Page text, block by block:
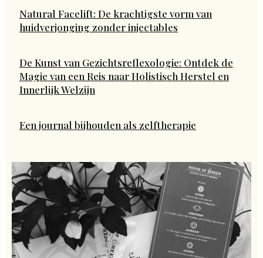
Natural Facelift: De krachtigste vorm van
huidverjonging zonder injectables
De Kunst van Gezichtsreflexologie: Ontdek de
Magie van een Reis naar Holistisch Herstel en
Innerlijk Welzijn
Een journal bijhouden als zelftherapie